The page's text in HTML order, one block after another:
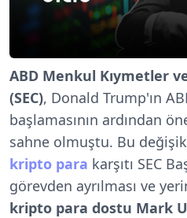
ABD Menkul Kıymetler
(SEC), Donald Trump'ın
başlamasının ardından
sahne olmuştu. Bu
kripto para karşıtı SEC
görevden ayrılması ve
kripto para dostu Mark